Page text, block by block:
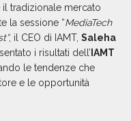
tradizionale mercato
la sessione “MediaTech
, il CEO di IAMT, Saleha
i risultati dell’ IAMT
le tendenze che
e le opportunità